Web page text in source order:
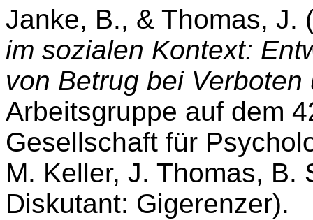
Janke, B., & Thomas,
im sozialen Kontext:
von Betrug bei
Arbeitsgruppe auf dem
Gesellschaft für
M. Keller, J. Thomas, B.
Diskutant: Gigerenzer).